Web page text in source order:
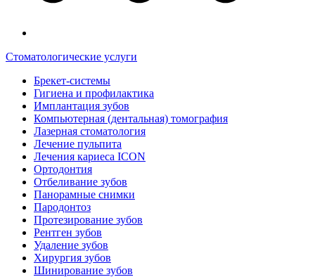
Стоматологические услуги
Брекет-системы
Гигиена и профилактика
Имплантация зубов
Компьютерная (дентальная) томография
Лазерная стоматология
Лечение пульпита
Лечения кариеса ICON
Ортодонтия
Отбеливание зубов
Панорамные снимки
Пародонтоз
Протезирование зубов
Рентген зубов
Удаление зубов
Хирургия зубов
Шинирование зубов